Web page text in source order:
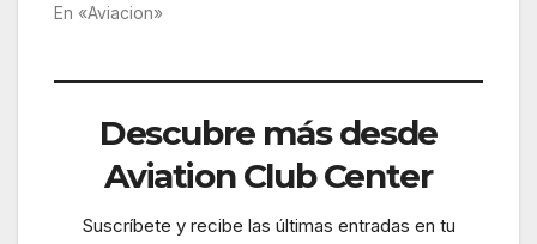
En «Aviacion»
Descubre más desde
Aviation Club Center
Suscríbete y recibe las últimas entradas en tu